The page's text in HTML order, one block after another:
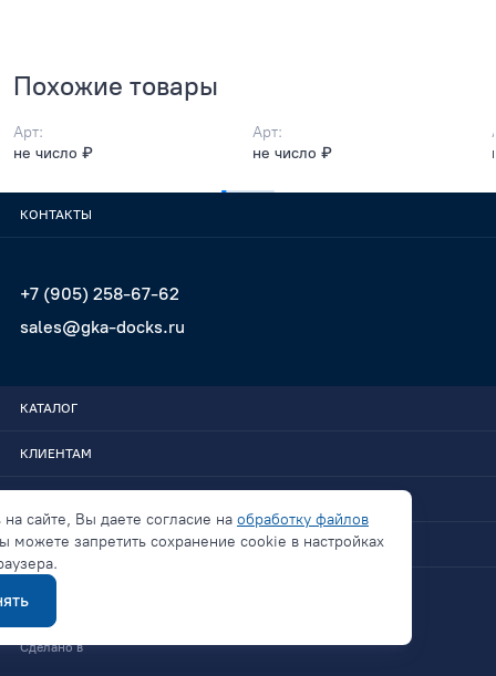
Похожие товары
Арт:
не число ₽
Арт:
не число ₽
КОНТАКТЫ
+7 (905) 258-67-62
sales@gka-docks.ru
КАТАЛОГ
КЛИЕНТАМ
СВЯЗАТЬСЯ
Политика конфиденциальности
Сделано в
на сайте, Вы даете согласие на обработку файлов
можете запретить сохранение cookie в настройках